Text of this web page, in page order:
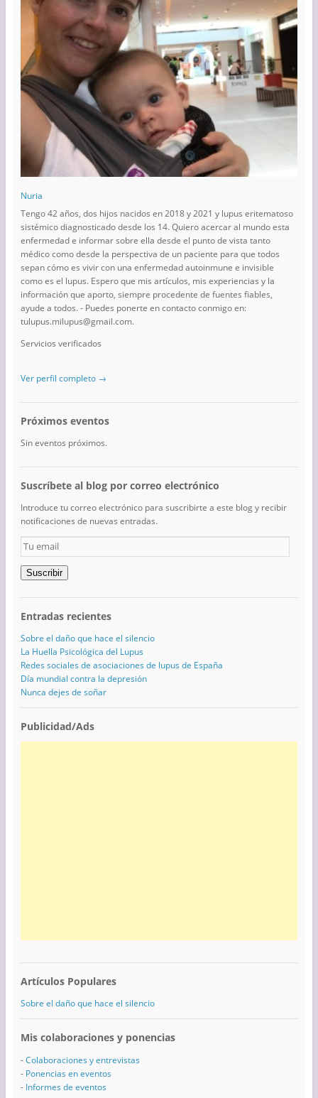
Nuria
Tengo 42 años, dos hijos nacidos en 2018 y 2021 y lupus eritematoso
sistémico diagnosticado desde los 14. Quiero acercar al mundo esta
enfermedad e informar sobre ella desde el punto de vista tanto
médico como desde la perspectiva de un paciente para que todos
sepan cómo es vivir con una enfermedad autoinmune e invisible
como es el lupus. Espero que mis artículos, mis experiencias y la
información que aporto, siempre procedente de fuentes fiables,
ayude a todos. - Puedes ponerte en contacto conmigo en:
tulupus.milupus@gmail.com.
Servicios verificados
Ver perfil completo →
Próximos eventos
Sin eventos próximos.
Suscríbete al blog por correo electrónico
Introduce tu correo electrónico para suscribirte a este blog y recibir
notificaciones de nuevas entradas.
Tu
email
Suscribir
Entradas recientes
Sobre el daño que hace el silencio
La Huella Psicológica del Lupus
Redes sociales de asociaciones de lupus de España
Día mundial contra la depresión
Nunca dejes de soñar
Publicidad/Ads
Artículos Populares
Sobre el daño que hace el silencio
Mis colaboraciones y ponencias
-Colaboraciones y entrevistas
- Ponencias en eventos
- Informes de eventos